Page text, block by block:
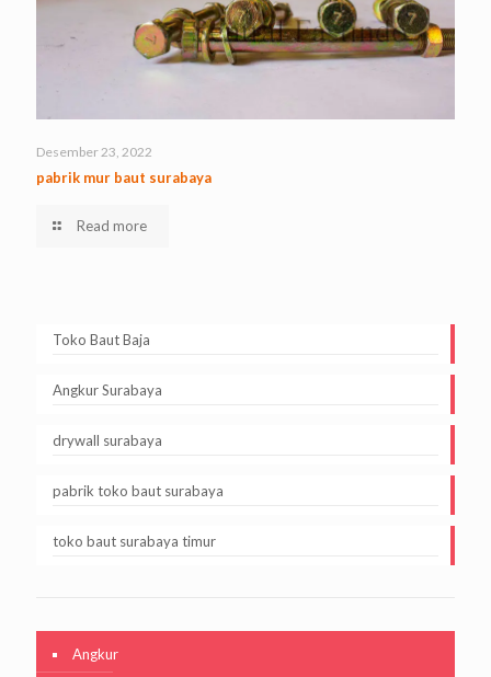
Desember 23, 2022
pabrik mur baut surabaya
Read more
Toko Baut Baja
Angkur Surabaya
drywall surabaya
pabrik toko baut surabaya
toko baut surabaya timur
Angkur